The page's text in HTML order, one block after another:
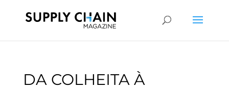
DA COLHEITA À